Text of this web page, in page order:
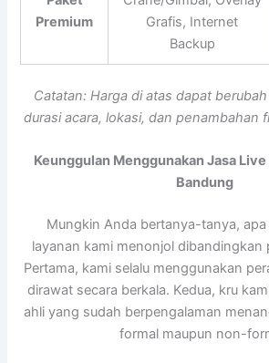
Premium
Grafis, Internet
Backup
Catatan: Harga di atas dapat
durasi acara, lokasi, dan penambahan
Keunggulan Menggunakan Jasa
Bandung
Mungkin Anda bertanya-tanya,
layanan kami menonjol dibandingkan
Pertama, kami selalu menggunakan
dirawat secara berkala. Kedua, kru
ahli yang sudah berpengalaman
formal maupun non-